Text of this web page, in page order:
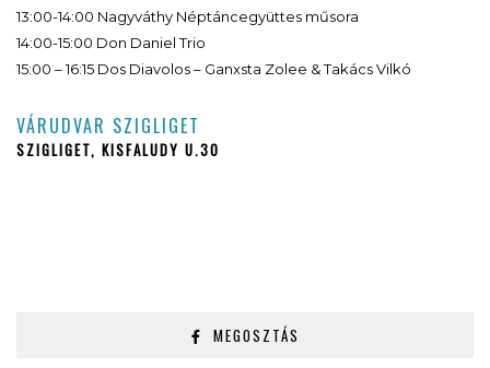
13:00-14:00 Nagyváthy Néptáncegyüttes műsora
14:00-15:00 Don Daniel Trio
15:00 – 16:15 Dos Diavolos – Ganxsta Zolee & Takács Vilkó
VÁRUDVAR SZIGLIGET
SZIGLIGET, KISFALUDY U.30
MEGOSZTÁS